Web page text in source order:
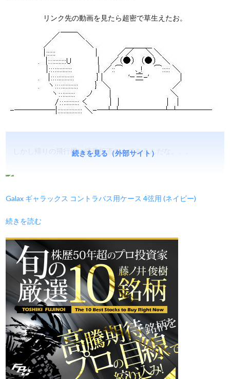
リンク先の動画を見たら超密で草生えたお。
しかし帰りの飛行機に搭乗拒否なんてあるんだな。。。
Galax ギャラックス コントラバス用ケース 4弦用 (ネイビー)
続きを読む
続きを見る（外部サイト）